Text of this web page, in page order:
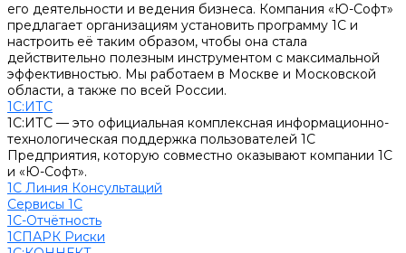
его деятельности и ведения бизнеса. Компания «Ю-Софт»
предлагает организациям установить программу 1С и
настроить её таким образом, чтобы она стала
действительно полезным инструментом с максимальной
эффективностью. Мы работаем в Москве и Московской
области, а также по всей России.
1С:ИТС
1С:ИТС — это официальная комплексная информационно-
технологическая поддержка пользователей 1С
Предприятия, которую совместно оказывают компании 1С
и «Ю-Софт».
1С Линия Консультаций
Сервисы 1С
1С-Отчётность
1СПАРК Риски